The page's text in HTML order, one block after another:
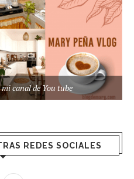
canal de You tube
REDES SOCIALES